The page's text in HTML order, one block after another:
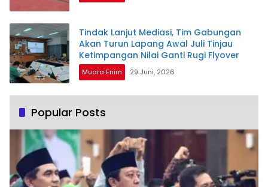
Tindak Lanjut Mediasi, Tim Gabungan
Akan Turun Lapang Awal Juli Tinjau
Ketimpangan Nilai Ganti Rugi Flyover
Muara Enim 29 Juni, 2026
Popular Posts